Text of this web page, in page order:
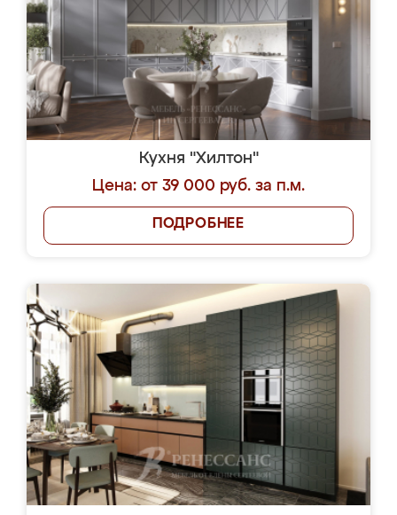
Кухня "Хилтон"
Цена: от 39 000 руб. за п.м.
ПОДРОБНЕЕ